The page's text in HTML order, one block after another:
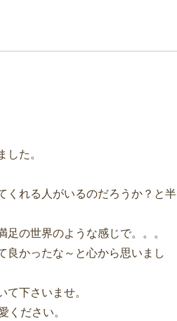
た。
くれる人がいるのだろうか？と半
の世界のような感じで。。。
良かったな～と心から思いまし
下さいませ。
ください。